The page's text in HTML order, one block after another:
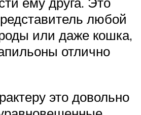
любой
или даже кошка,
отлично
это довольно